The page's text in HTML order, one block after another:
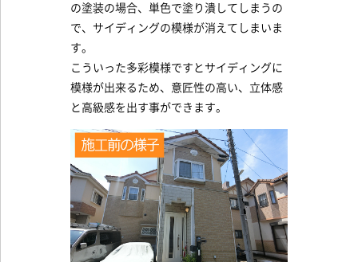
の塗装の場合、単色で塗り潰してしまうの
で、サイディングの模様が消えてしまいま
す。
こういった多彩模様ですとサイディングに
模様が出来るため、意匠性の高い、立体感
と高級感を出す事ができます。